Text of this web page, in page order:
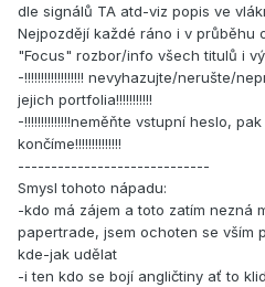
dle signálů TA atd-viz popis ve
Nejpozdějí každé ráno i v průběhu
"Focus" rozbor/info všech titulů i
-!!!!!!!!!!!!!!!!!! nevyhazujte/nerušte/
jejich portfolia!!!!!!!!!!!
-!!!!!!!!!!!!!!neměňte vstupní heslo,
končíme!!!!!!!!!!!!!!
-----------------------------
Smysl tohoto nápadu:
-kdo má zájem a toto zatím nezná
papertrade, jsem ochoten se vším
kde-jak udělat
-i ten kdo se bojí angličtiny ať to